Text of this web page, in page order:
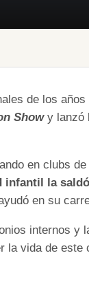
de los años
Showy lanzó
en clubs de
infantil la
en su
internos y
la vida de este